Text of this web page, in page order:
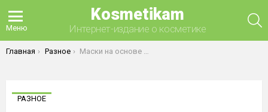
Меню
Kosmetikam
Интернет-издание о косметике
Вы здесь:
Главная Разное Маски на основе оливкового масла: питание и забота о лице
РАЗНОЕ